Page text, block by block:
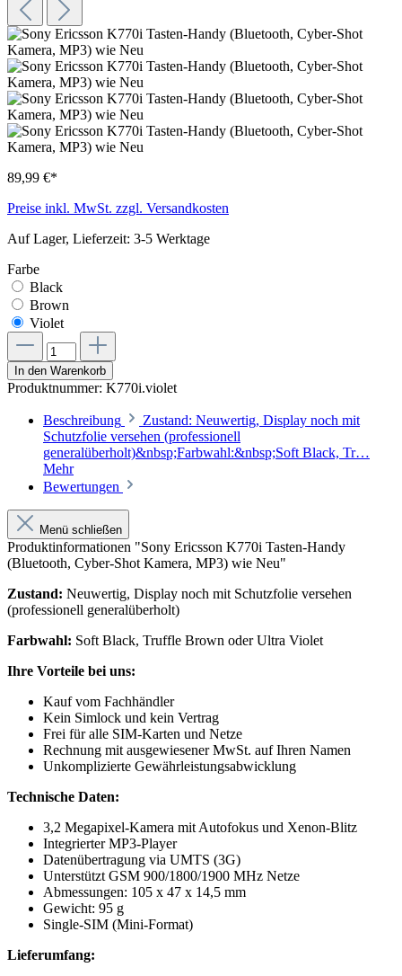
89,99 €*
Preise inkl. MwSt. zzgl. Versandkosten
Auf Lager, Lieferzeit: 3-5 Werktage
Farbe
Black
Brown
Violet
In den Warenkorb
Produktnummer: K770i.violet
Beschreibung
Zustand: Neuwertig, Display noch mit
Schutzfolie versehen (professionell
generalüberholt)&nbsp;Farbwahl:&nbsp;Soft Black, Tr…
Mehr
Bewertungen
Menü schließen
Produktinformationen "Sony Ericsson K770i Tasten-Handy
(Bluetooth, Cyber-Shot Kamera, MP3) wie Neu"
Zustand: Neuwertig, Display noch mit Schutzfolie versehen
(professionell generalüberholt)
Farbwahl: Soft Black, Truffle Brown oder Ultra Violet
Ihre Vorteile bei uns:
Kauf vom Fachhändler
Kein Simlock und kein Vertrag
Frei für alle SIM-Karten und Netze
Rechnung mit ausgewiesener MwSt. auf Ihren Namen
Unkomplizierte Gewährleistungsabwicklung
Technische Daten:
3,2 Megapixel-Kamera mit Autofokus und Xenon-Blitz
Integrierter MP3-Player
Datenübertragung via UMTS (3G)
Unterstützt GSM 900/1800/1900 MHz Netze
Abmessungen: 105 x 47 x 14,5 mm
Gewicht: 95 g
Single-SIM (Mini-Format)
Lieferumfang: